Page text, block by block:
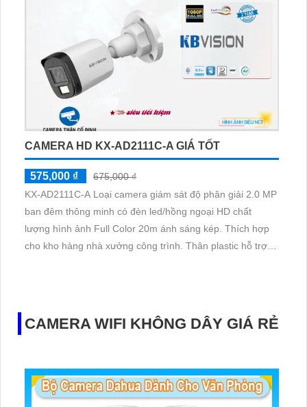
CAMERA HD KX-AD2111C-A GIÁ TỐT
575,000 ₫
675,000 ₫
KX-AD2111C-A Loại camera giám sát độ phân giải 2.0 MP
ban đêm thông minh có đèn led/hồng ngoại HD chất
lượng hình ảnh Full Color 20m ánh sáng kép. Thích hợp
cho kho hàng nhà xưởng công trình. Thân plastic hỗ trợ
CAMERA WIFI KHÔNG DÂY GIÁ RẺ